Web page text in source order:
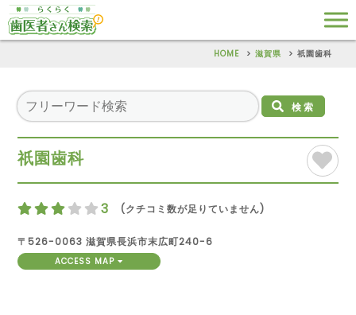
HOME 滋賀県 祇園歯科
検索
祇園歯科
3 (クチコミ数が足りていません)
〒526-0063 滋賀県長浜市末広町240-6
ACCESS MAP